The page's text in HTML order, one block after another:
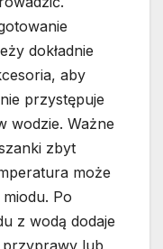
dokładnie
aby
przystępuje
wodzie. Ważne
zbyt
może
Po
z wodą dodaje